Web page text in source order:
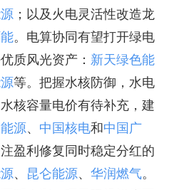
；以及火电灵活性改造龙
。电算协同有望打开绿电
质风光资产： 新天绿色能
等。把握水核防御，水电
核容量电价有待补充，建
源、 中国核电和中国广
盈利修复同时稳定分红的
、 昆仑能源、 华润燃气。